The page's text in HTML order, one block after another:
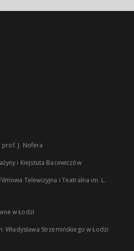
prof. J. Nofera
i Kiejstuta Bacewiczów
Telewizyjna i Teatralna im. L.
w Łodzi
Władysława Strzemińskiego w Łodzi